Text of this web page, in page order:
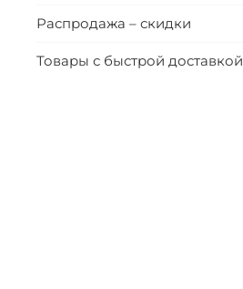
Распродажа – скидки
Товары с быстрой доставкой